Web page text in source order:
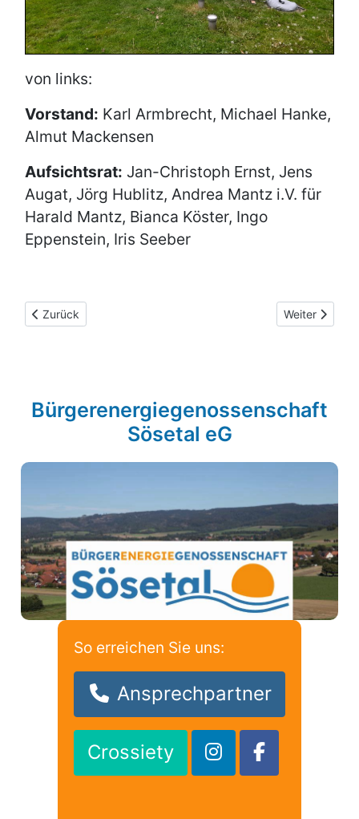
von links:
Vorstand: Karl Armbrecht, Michael Hanke,
Almut Mackensen
Aufsichtsrat: Jan-Christoph Ernst, Jens
Augat, Jörg Hublitz, Andrea Mantz i.V. für
Harald Mantz, Bianca Köster, Ingo
Eppenstein, Iris Seeber
Vorheriger Beitrag: Die Initiativgruppe der
Zurück Nächster
Weiter
Bürgerenergiegenossenschaft
Sösetal eG
So erreichen Sie uns:
Ansprechpartner
Crossiety